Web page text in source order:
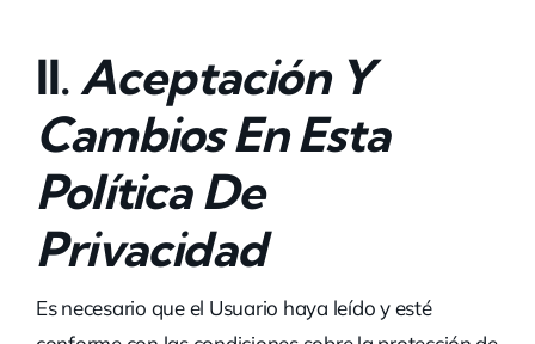
II.Aceptación Y
Cambios En Esta
Política De
Privacidad
Es necesario que el Usuario haya leído y esté